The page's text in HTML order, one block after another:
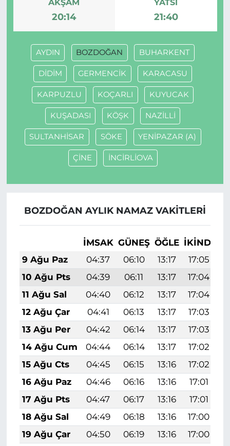
AKŞAM
20:14
YATSI
21:40
AYDIN BOZDOĞAN BUHARKENT
DİDİM GERMENCİK KARACASU
KARPUZLU KOÇARLI KUYUCAK
KUŞADASI KÖŞK NAZİLLİ
SULTANHİSAR SÖKE YENİPAZAR (A)
ÇİNE İNCİRLİOVA
BOZDOĞAN AYLIK NAMAZ VAKITLERI
İMSAK GÜNEŞ ÖĞLE İKINDI
9 Ağu Paz
04:37 06:10 13:17 17:05
10 Ağu Pts
04:39 06:11 13:17 17:04
11 Ağu Sal
04:40 06:12 13:17 17:04
12 Ağu Çar
04:41 06:13 13:17 17:03
13 Ağu Per
04:42 06:14 13:17 17:03
14 Ağu Cum
04:44 06:14 13:17 17:02
15 Ağu Cts
04:45 06:15 13:16 17:02
16 Ağu Paz
04:46 06:16 13:16 17:01
17 Ağu Pts
04:47 06:17 13:16 17:01
18 Ağu Sal
04:49 06:18 13:16 17:00
19 Ağu Çar
04:50 06:19 13:16 17:00